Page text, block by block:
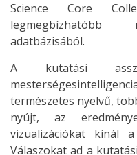
Science Core
legmegbízhatóbb
adatbázisából.
A kutatási
természetes nyelvű,
nyújt, az
vizualizációkat kínál
Válaszokat ad a